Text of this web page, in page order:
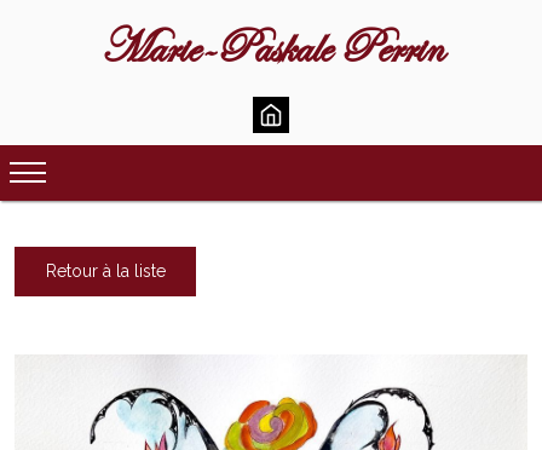
Marie-Paskale Perrin
Retour à la liste